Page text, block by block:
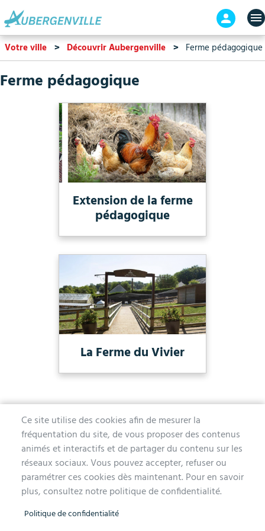
contenu
principal
En-
tête
-
Votre ville Découvrir Aubergenville Ferme pédagogique
Ferme pédagogique
Extension de la ferme
pédagogique
La Ferme du Vivier
Ce site utilise des cookies afin de mesurer la
fréquentation du site, de vous proposer des contenus
animés et interactifs et de partager du contenu sur les
réseaux sociaux. Vous pouvez accepter, refuser ou
paramétrer ces cookies dès maintenant. Pour en savoir
plus, consultez notre politique de confidentialité.
Politique de confidentialité
MAIRIE D'AUBERGENVILLE
1 avenue de la Division Leclerc
78410 Aubergenville
Tél. 01 30 90 45 00
Lundi, mercredi, jeudi et vendredi de 9h à 12h et de 14h à 17h